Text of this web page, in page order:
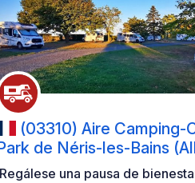
(03310) Aire Camping-
de Néris-les-Bains
Thermale et Parc
una pausa de